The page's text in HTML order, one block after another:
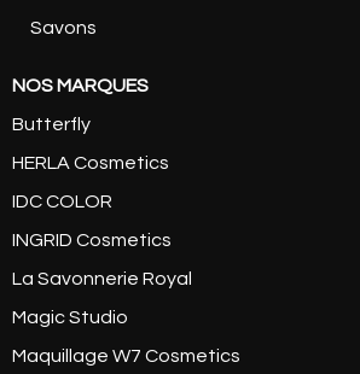
Savons
NOS MARQUES
Butterfly
HERLA Cosmetics
IDC COLOR
INGRID Cosmetics
La Savonnerie Royal
Magic Studio
Maquillage W7 Cosmetics